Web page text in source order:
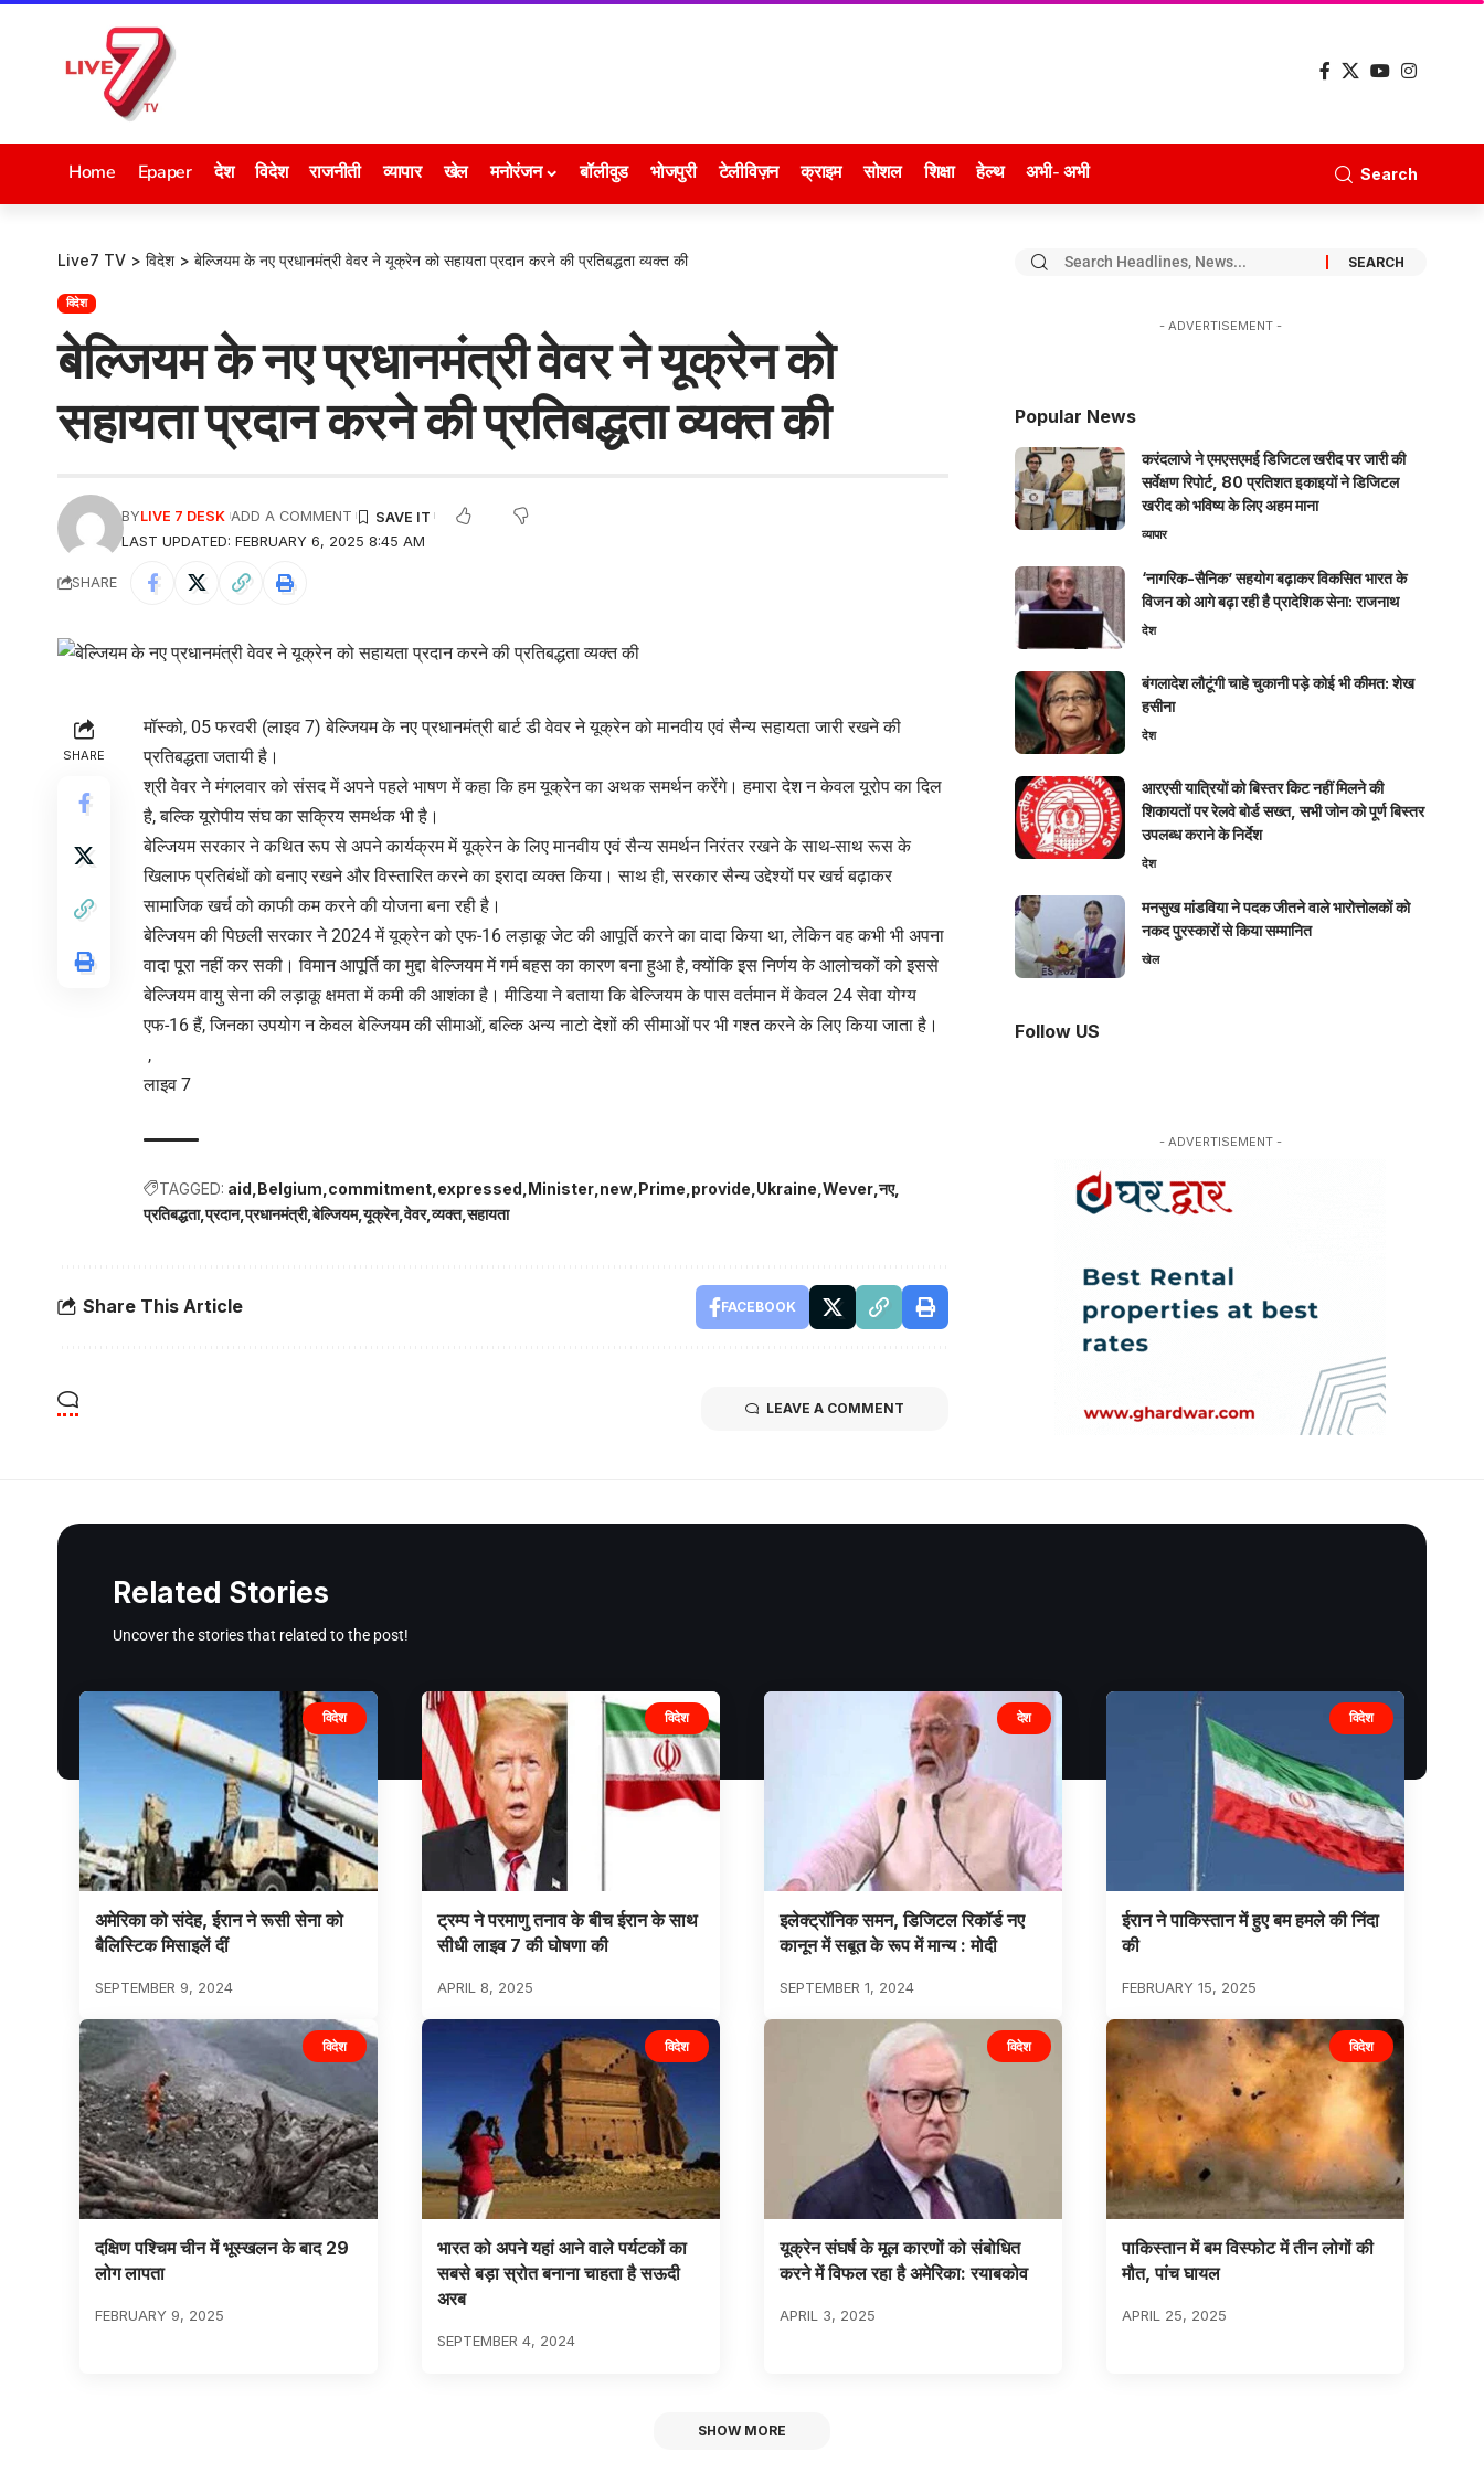
Home Epaper देश विदेश राजनीती व्यापार खेल मनोरंजन बॉलीवुड भोजपुरी टेलीविज़न क्राइम सोशल शिक्षा हेल्थ अभी- अभी Search
Live7 TV > विदेश > बेल्जियम के नए प्रधानमंत्री वेवर ने यूक्रेन को सहायता प्रदान करने की प्रतिबद्धता व्यक्त की
विदेश
बेल्जियम के नए प्रधानमंत्री वेवर ने यूक्रेन को
सहायता प्रदान करने की प्रतिबद्धता व्यक्त की
LAST UPDATED: FEBRUARY 6, 2025 8:45 AM
BYLIVE 7 DESK ADD A COMMENT
SHARE
SHARE
मॉस्को, 05 फरवरी (लाइव 7) बेल्जियम के नए प्रधानमंत्री बार्ट डी वेवर ने यूक्रेन को मानवीय एवं सैन्य सहायता जारी रखने की
प्रतिबद्धता जतायी है।
श्री वेवर ने मंगलवार को संसद में अपने पहले भाषण में कहा कि हम यूक्रेन का अथक समर्थन करेंगे। हमारा देश न केवल यूरोप का दिल
है, बल्कि यूरोपीय संघ का सक्रिय समर्थक भी है।
बेल्जियम सरकार ने कथित रूप से अपने कार्यक्रम में यूक्रेन के लिए मानवीय एवं सैन्य समर्थन निरंतर रखने के साथ-साथ रूस के
खिलाफ प्रतिबंधों को बनाए रखने और विस्तारित करने का इरादा व्यक्त किया। साथ ही, सरकार सैन्य उद्देश्यों पर खर्च बढ़ाकर
सामाजिक खर्च को काफी कम करने की योजना बना रही है।
बेल्जियम की पिछली सरकार ने 2024 में यूक्रेन को एफ-16 लड़ाकू जेट की आपूर्ति करने का वादा किया था, लेकिन वह कभी भी अपना
वादा पूरा नहीं कर सकी। विमान आपूर्ति का मुद्दा बेल्जियम में गर्म बहस का कारण बना हुआ है, क्योंकि इस निर्णय के आलोचकों को इससे
बेल्जियम वायु सेना की लड़ाकू क्षमता में कमी की आशंका है। मीडिया ने बताया कि बेल्जियम के पास वर्तमान में केवल 24 सेवा योग्य
एफ-16 हैं, जिनका उपयोग न केवल बेल्जियम की सीमाओं, बल्कि अन्य नाटो देशों की सीमाओं पर भी गश्त करने के लिए किया जाता है।
,
लाइव 7
TAGGED: aid Belgium commitment expressed Minister new Prime provide Ukraine Wever नए
प्रतिबद्धता प्रदान प्रधानमंत्री बेल्जियम यूक्रेन वेवर व्यक्त सहायता
Share This Article FACEBOOK
LEAVE A COMMENT
- ADVERTISEMENT -
Popular News
करंदलाजे ने एमएसएमई डिजिटल खरीद पर जारी की
सर्वेक्षण रिपोर्ट, 80 प्रतिशत इकाइयों ने डिजिटल
खरीद को भविष्य के लिए अहम माना
व्यापार
‘नागरिक-सैनिक’ सहयोग बढ़ाकर विकसित भारत के
विजन को आगे बढ़ा रही है प्रादेशिक सेना: राजनाथ
देश
बंगलादेश लौटूंगी चाहे चुकानी पड़े कोई भी कीमत: शेख
हसीना
देश
आरएसी यात्रियों को बिस्तर किट नहीं मिलने की
शिकायतों पर रेलवे बोर्ड सख्त, सभी जोन को पूर्ण बिस्तर
उपलब्ध कराने के निर्देश
देश
मनसुख मांडविया ने पदक जीतने वाले भारोत्तोलकों को
नकद पुरस्कारों से किया सम्मानित
खेल
Follow US
- ADVERTISEMENT -
Related Stories
Uncover the stories that related to the post!
विदेश
अमेरिका को संदेह, ईरान ने रूसी सेना को
बैलिस्टिक मिसाइलें दीं
SEPTEMBER 9, 2024
विदेश
ट्रम्प ने परमाणु तनाव के बीच ईरान के साथ
सीधी लाइव 7 की घोषणा की
APRIL 8, 2025
देश
इलेक्ट्रॉनिक समन, डिजिटल रिकॉर्ड नए
कानून में सबूत के रूप में मान्य : मोदी
SEPTEMBER 1, 2024
विदेश
ईरान ने पाकिस्तान में हुए बम हमले की निंदा
की
FEBRUARY 15, 2025
विदेश
दक्षिण पश्चिम चीन में भूस्खलन के बाद 29
लोग लापता
FEBRUARY 9, 2025
विदेश
भारत को अपने यहां आने वाले पर्यटकों का
सबसे बड़ा स्रोत बनाना चाहता है सऊदी
अरब
SEPTEMBER 4, 2024
विदेश
यूक्रेन संघर्ष के मूल कारणों को संबोधित
करने में विफल रहा है अमेरिका: रयाबकोव
APRIL 3, 2025
विदेश
पाकिस्तान में बम विस्फोट में तीन लोगों की
मौत, पांच घायल
APRIL 25, 2025
SHOW MORE